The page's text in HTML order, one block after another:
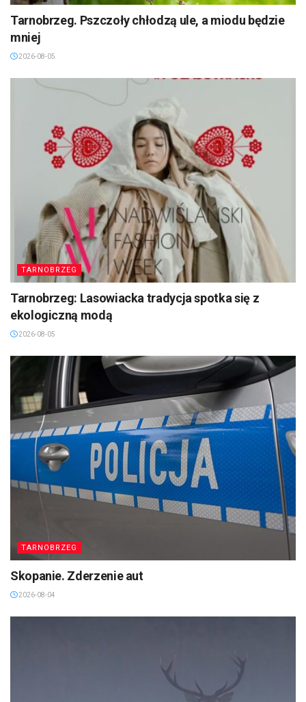
Tarnobrzeg. Pszczoły chłodzą ule, a miodu będzie
mniej
2026-08-05
TARNOBRZEG
Tarnobrzeg: Lasowiacka tradycja spotka się z
ekologiczną modą
2026-08-05
TARNOBRZEG
Skopanie. Zderzenie aut
2026-08-04